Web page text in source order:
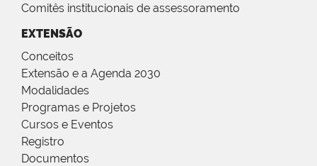
Comitês institucionais de assessoramento
EXTENSÃO
Conceitos
Extensão e a Agenda 2030
Modalidades
Programas e Projetos
Cursos e Eventos
Registro
Documentos